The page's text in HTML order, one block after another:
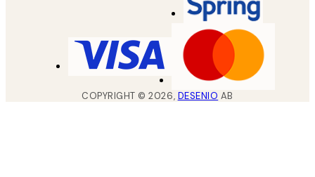
COPYRIGHT ©2026, DESENIO AB